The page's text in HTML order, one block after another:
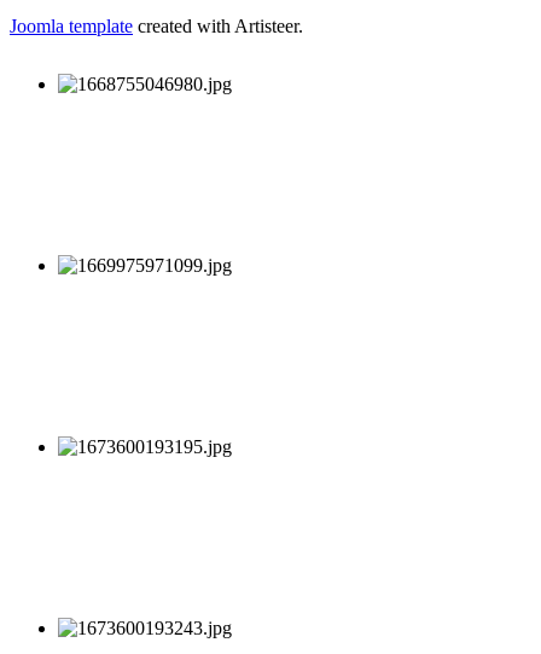
Joomla template created with Artisteer.